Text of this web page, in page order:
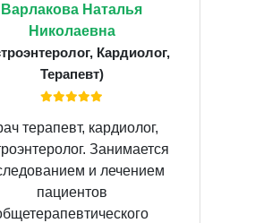
Варлакова Наталья
Николаевна
Кардиолог,
Терапевт)
терапевт, кардиолог,
Занимается
и лечением
пациентов